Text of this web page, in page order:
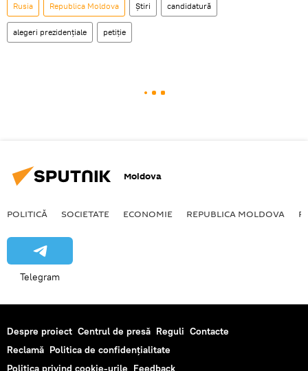
Rusia Republica Moldova Știri candidatură
alegeri prezidențiale petiție
Moldova
POLITICĂ SOCIETATE ECONOMIE REPUBLICA MOLDOVA
Telegram
Despre proiect Centrul de presă Reguli Contacte
Reclamă Politica de confidențialitate
Politica privind cookie-urile Feedback